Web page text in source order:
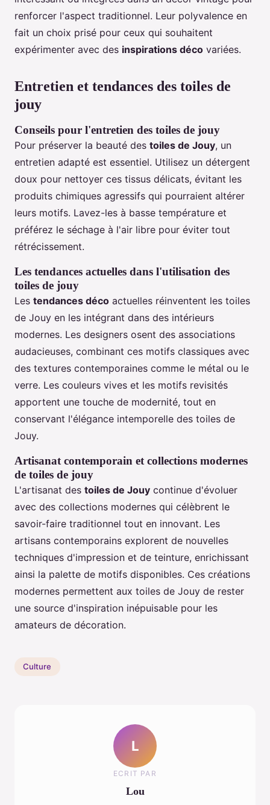
renforcer l'aspect traditionnel. Leur polyvalence en
fait un choix prisé pour ceux qui souhaitent
expérimenter avec des inspirations déco variées.
Entretien et tendances des toiles de
jouy
Conseils pour l'entretien des toiles de jouy
Pour préserver la beauté des toiles de Jouy, un
entretien adapté est essentiel. Utilisez un détergent
doux pour nettoyer ces tissus délicats, évitant les
produits chimiques agressifs qui pourraient altérer
leurs motifs. Lavez-les à basse température et
préférez le séchage à l'air libre pour éviter tout
rétrécissement.
Les tendances actuelles dans l'utilisation des
toiles de jouy
Les tendances déco actuelles réinventent les toiles
de Jouy en les intégrant dans des intérieurs
modernes. Les designers osent des associations
audacieuses, combinant ces motifs classiques avec
des textures contemporaines comme le métal ou le
verre. Les couleurs vives et les motifs revisités
apportent une touche de modernité, tout en
conservant l'élégance intemporelle des toiles de
Jouy.
Artisanat contemporain et collections modernes
de toiles de jouy
L'artisanat des toiles de Jouy continue d'évoluer
avec des collections modernes qui célèbrent le
savoir-faire traditionnel tout en innovant. Les
artisans contemporains explorent de nouvelles
techniques d'impression et de teinture, enrichissant
ainsi la palette de motifs disponibles. Ces créations
modernes permettent aux toiles de Jouy de rester
une source d'inspiration inépuisable pour les
amateurs de décoration.
Culture
L
ECRIT PAR
Lou